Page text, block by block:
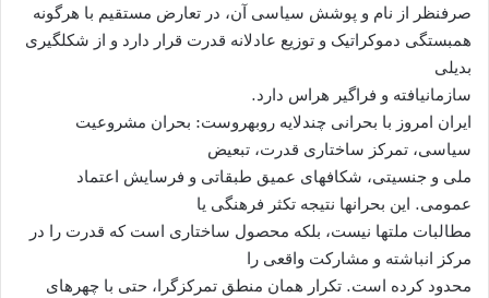
صرفنظر از نام و پوشش سياسی آن، در تعارض مستقيم با هرگونه
همبستگی دموکراتيک و توزيع عادلانه قدرت قرار دارد و از شکلگيری
بديلی
سازمانيافته و فراگير هراس دارد.
ايران امروز با بحرانی چندلايه روبهروست: بحران مشروعيت
سياسی، تمرکز ساختاری قدرت، تبعيض
ملی و جنسيتی، شکافهای عميق طبقاتی و فرسايش اعتماد
عمومی. اين بحرانها نتيجه تکثر فرهنگی يا
مطالبات ملتها نيست، بلکه محصول ساختاری است که قدرت را در
مرکز انباشته و مشارکت واقعی را
محدود کرده است. تکرار همان منطق تمرکزگرا، حتی با چهرهای